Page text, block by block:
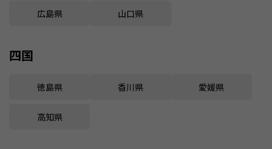
広島県 山口県
四国
徳島県 香川県 愛媛県
高知県